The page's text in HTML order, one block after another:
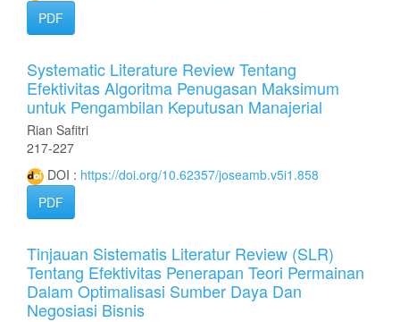
PDF
Systematic Literature Review Tentang
Efektivitas Algoritma Penugasan Maksimum
untuk Pengambilan Keputusan Manajerial
Rian Safitri
217-227
DOI : https://doi.org/10.62357/joseamb.v5i1.858
PDF
Tinjauan Sistematis Literatur Review (SLR)
Tentang Efektivitas Penerapan Teori Permainan
Dalam Optimalisasi Sumber Daya Dan
Negosiasi Bisnis